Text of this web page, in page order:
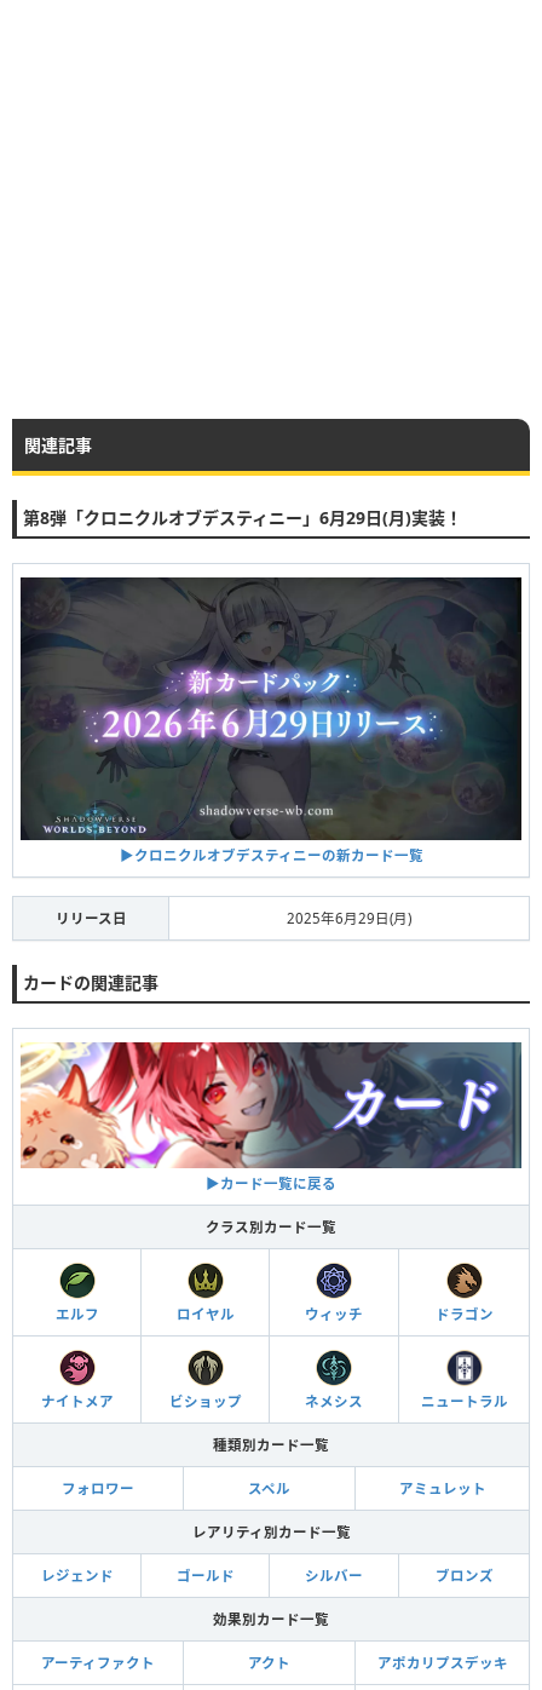
関連記事
第8弾「クロニクルオブデスティニー」6月29日(月)実装！
▶︎クロニクルオブデスティニーの新カード一覧
リリース日 2025年6月29日(月)
カードの関連記事
▶︎カード一覧に戻る
クラス別カード一覧
エルフ ロイヤル ウィッチ ドラゴン
ナイトメア ビショップ ネメシス ニュートラル
種類別カード一覧
フォロワー スペル アミュレット
レアリティ別カード一覧
レジェンド ゴールド シルバー ブロンズ
効果別カード一覧
アーティファクト アクト アポカリプスデッキ